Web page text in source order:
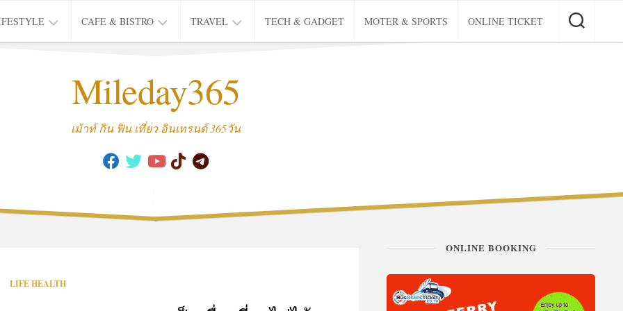
MOVIE
CAFE & BISTRO
CAFE
TRAVEL
THAI
TRIP
TECH & GADGET MOTER & SPORTS ONLINE TICKET
Mileday365
เม้าท์ กิน ฟิน เที่ยว อินเทรนด์ 365วัน
LIFE HEALTH
ONLINE BOOKING